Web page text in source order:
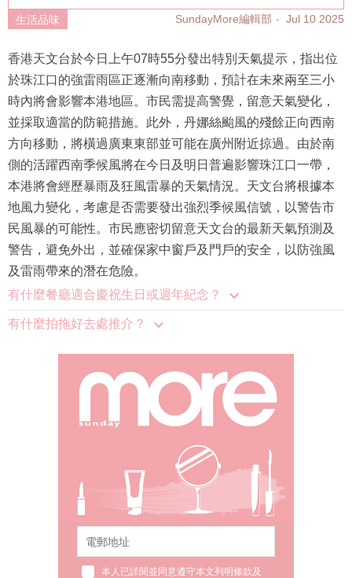
生活品味 SundayMore編輯部 Jul 10 2025
香港天文台於今日上午07時55分發出特別天氣提示，指出位
於珠江口的強雷雨區正逐漸向南移動，預計在未來兩至三小
時內將會影響本港地區。市民需提高警覺，留意天氣變化，
並採取適當的防範措施。此外，丹娜絲颱風的殘餘正向西南
方向移動，將橫過廣東東部並可能在廣州附近掠過。由於南
側的活躍西南季候風將在今日及明日普遍影響珠江口一帶，
本港將會經歷暴雨及狂風雷暴的天氣情況。天文台將根據本
地風力變化，考慮是否需要發出強烈季候風信號，以警告市
民風暴的可能性。市民應密切留意天文台的最新天氣預測及
警告，避免外出，並確保家中窗戶及門戶的安全，以防強風
及雷雨帶來的潛在危險。
有什麼餐廳適合慶祝生日或週年紀念？
有什麼拍拖好去處推介？
本人已詳閱並同意遵守本文列明條款及